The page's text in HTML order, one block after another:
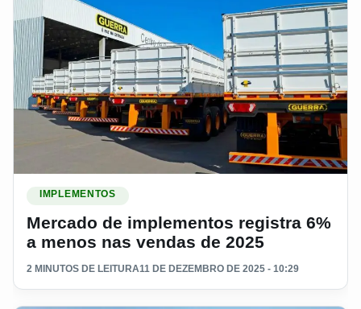
IMPLEMENTOS
Mercado de implementos registra 6%
a menos nas vendas de 2025
2 MINUTOS DE LEITURA11 DE DEZEMBRO DE 2025 - 10:29